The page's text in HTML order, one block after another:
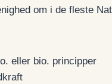
om i de fleste
eller bio. principper